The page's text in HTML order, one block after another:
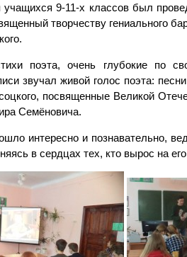
учащихся 9-11-х классов был
творчеству гениального
поэта, очень глубокие по
звучал живой голос поэта:
посвященные Великой
Семёновича.
интересно и познавательно,
в сердцах тех, кто вырос на